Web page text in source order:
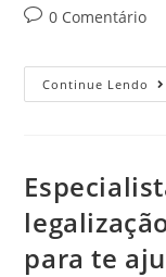
0 Comentário
Continue Lendo
para te